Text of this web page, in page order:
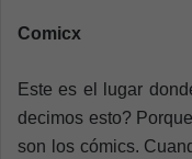
Comicx
Este es el lugar
decimos esto?
son los cómics.